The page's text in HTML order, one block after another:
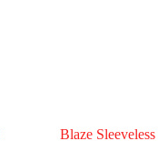
Blaze